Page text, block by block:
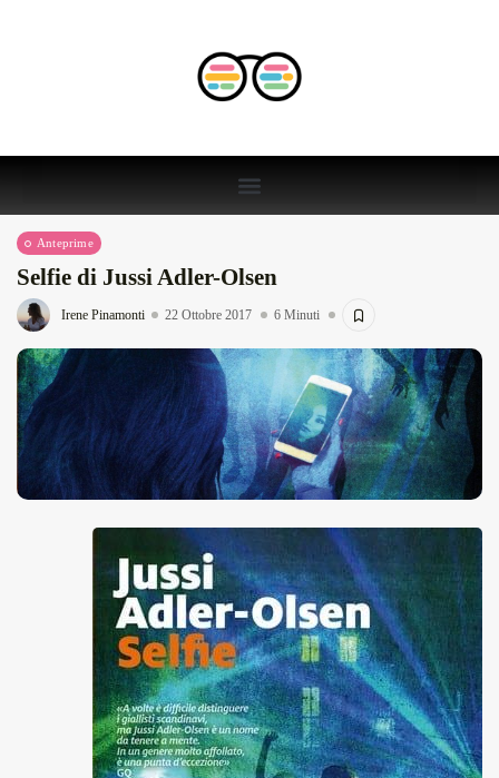
Anteprime
Selfie di Jussi Adler-Olsen
Irene Pinamonti 22 Ottobre 2017 6 Minuti